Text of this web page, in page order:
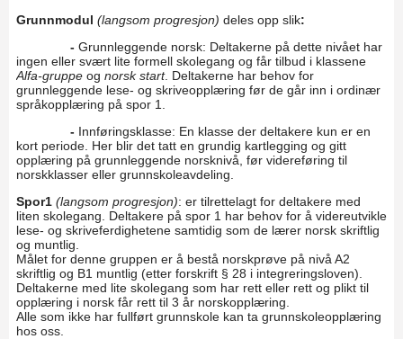
Grunnmodul (langsom progresjon) deles opp slik:
- Grunnleggende norsk: Deltakerne på dette nivået har
ingen eller svært lite formell skolegang og får tilbud i klassene
Alfa-gruppe og norsk start. Deltakerne har behov for
grunnleggende lese- og skriveopplæring før de går inn i ordinær
språkopplæring på spor 1.
- Innføringsklasse: En klasse der deltakere kun er en
kort periode. Her blir det tatt en grundig kartlegging og gitt
opplæring på grunnleggende norsknivå, før videreføring til
norskklasser eller grunnskoleavdeling.
Spor1 (langsom progresjon): er tilrettelagt for deltakere med
liten skolegang. Deltakere på spor 1 har behov for å videreutvikle
lese- og skriveferdighetene samtidig som de lærer norsk skriftlig
og muntlig.
Målet for denne gruppen er å bestå norskprøve på nivå A2
skriftlig og B1 muntlig (etter forskrift § 28 i integreringsloven).
Deltakerne med lite skolegang som har rett eller rett og plikt til
opplæring i norsk får rett til 3 år norskopplæring.
Alle som ikke har fullført grunnskole kan ta grunnskoleopplæring
hos oss.